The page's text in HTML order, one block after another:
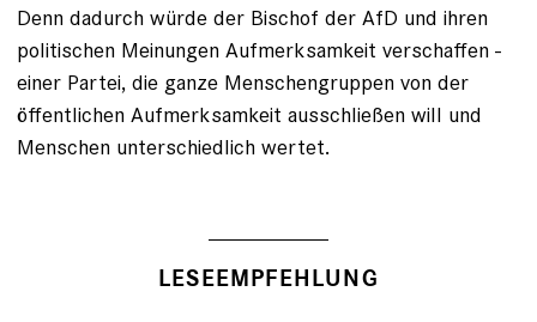
Denn dadurch würde der Bischof der AfD und ihren
politischen Meinungen Aufmerksamkeit verschaffen -
einer Partei, die ganze Menschengruppen von der
öffentlichen Aufmerksamkeit ausschließen will und
Menschen unterschiedlich wertet.
LESEEMPFEHLUNG